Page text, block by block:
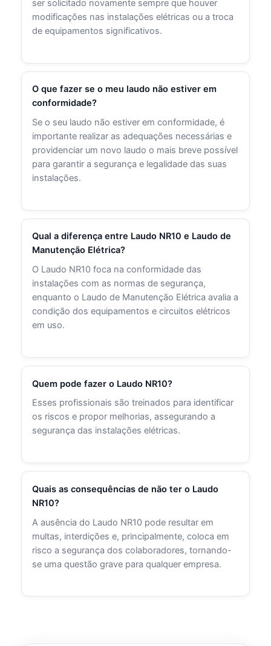
ser solicitado novamente sempre que houver
modificações nas instalações elétricas ou a troca
de equipamentos significativos.
O que fazer se o meu laudo não estiver em
conformidade?
Se o seu laudo não estiver em conformidade, é
importante realizar as adequações necessárias e
providenciar um novo laudo o mais breve possível
para garantir a segurança e legalidade das suas
instalações.
Qual a diferença entre Laudo NR10 e Laudo de
Manutenção Elétrica?
O Laudo NR10 foca na conformidade das
instalações com as normas de segurança,
enquanto o Laudo de Manutenção Elétrica avalia a
condição dos equipamentos e circuitos elétricos
em uso.
Quem pode fazer o Laudo NR10?
Esses profissionais são treinados para identificar
os riscos e propor melhorias, assegurando a
segurança das instalações elétricas.
Quais as consequências de não ter o Laudo
NR10?
A ausência do Laudo NR10 pode resultar em
multas, interdições e, principalmente, coloca em
risco a segurança dos colaboradores, tornando-
se uma questão grave para qualquer empresa.